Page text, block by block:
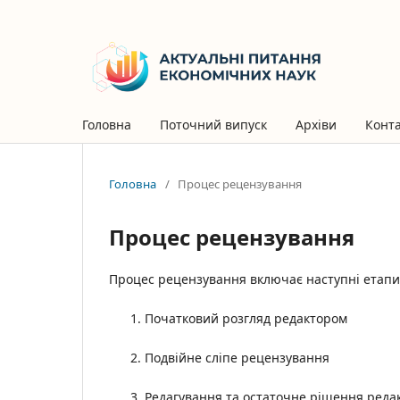
Головна Поточний випуск Архіви
Головна / Процес рецензування
Процес рецензування
Процес рецензування включає наступні
Початковий розгляд редактором
Подвійне сліпе рецензування